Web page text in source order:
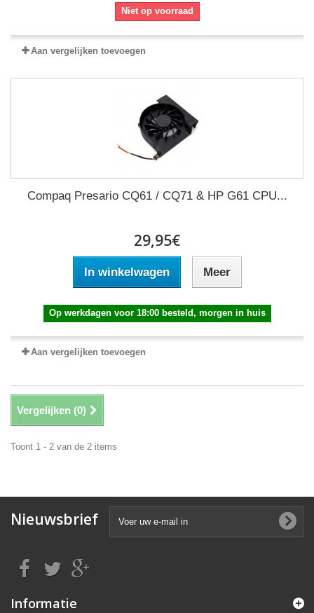
Niet op voorraad
Aan vergelijken toevoegen
Compaq Presario CQ61 / CQ71 & HP G61 CPU...
29,95€
In winkelwagen Meer
Op werkdagen voor 18:00 besteld, morgen in huis
Aan vergelijken toevoegen
Vergelijken (0)
Toont 1 - 2 van de 2 items
Nieuwsbrief
Informatie